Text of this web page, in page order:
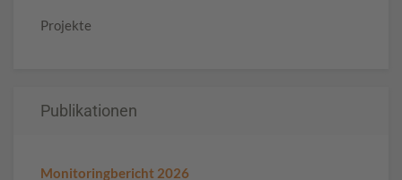
Projekte
Publikationen
Monitoringbericht 2026